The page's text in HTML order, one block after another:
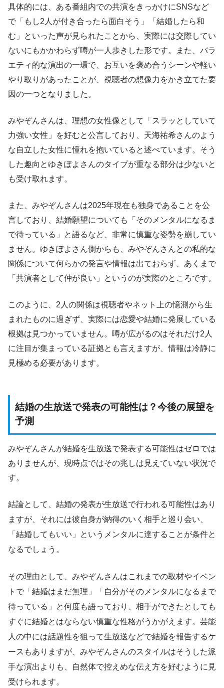
具体的には、ある番組内での共演をきっかけにSNSなど
で「もし2人が付き合ったら面白そう」「結婚したら和
む」といった声が見られたことから、実際には交際してい
ないにもかかわらず噂が一人歩きした形です。また、バラ
エティ的な演出の一環で、お互いを褒め合うシーンや軽い
やり取りがあったことが、視聴者の想像力をかき立てた要
因の一つとなりました。
みやぞんさんは、理想の女性像として「スラッとしていて
力強い女性」を好むと公言しており、天海祐希さんのよう
な自立した女性に憧れを抱いていると述べています。そう
した趣向とゆきぽよさんのタイプが重なる部分は少ないと
も受け取れます。
また、みやぞんさんは2025年現在も独身であることを公
言しており、結婚願望についても「そのメンタルになるま
で待っている」と語るなど、非常に慎重な姿勢を崩してい
ません。ゆきぽよさん側からも、みやぞんさんとの私的な
関係について何らかの発言や情報は出ておらず、あくまで
「共演者として仲が良い」というのが実際のところです。
このように、2人の関係は視聴者やネット上の憶測から生
まれたものに過ぎず、実際には恋愛や結婚に発展している
根拠は見つかっていません。噂が広がるのはそれだけ2人
に注目が集まっている証拠とも言えますが、情報は冷静に
見極める必要があります。
結婚の生放送で発表の可能性は？今後の展望を
予測
みやぞんさんが結婚を生放送で発表する可能性はゼロでは
ありませんが、現時点ではその兆しは見えていない状況で
す。
結論として、結婚の発表が生放送で行われる可能性はあり
ますが、それには彼自身が納得のいく相手と巡り会い、
「結婚してもいい」というメンタルに達することが条件と
なるでしょう。
その理由として、みやぞんさんはこれまでの取材やイベン
トで「結婚はまだ無理」「自分がそのメンタルになるまで
待っている」と何度も語っており、相手ができたとしても
すぐに結婚とはならない慎重な性格がうかがえます。芸能
人の中には話題性を狙って生放送などで結婚を報告するケ
ースもありますが、みやぞんさんのスタイルはそうした派
手な演出よりも、自然体で控えめな伝え方を好むように見
受けられます。